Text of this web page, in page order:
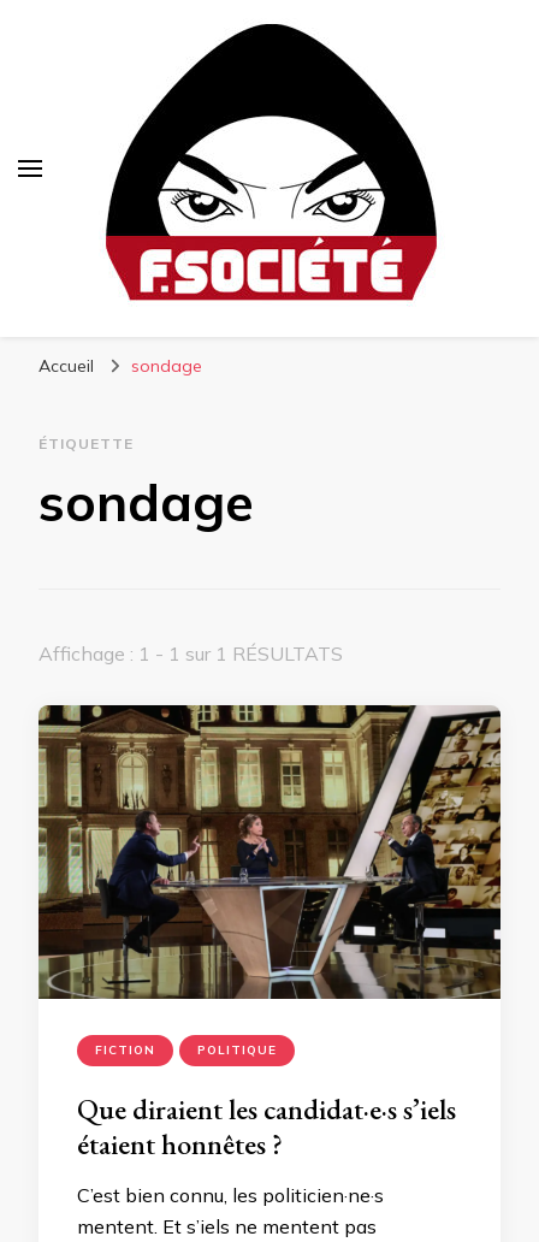
Accueil sondage
ÉTIQUETTE
sondage
Affichage : 1 - 1 sur 1 RÉSULTATS
FICTION POLITIQUE
Que diraient les candidat·e·s s’iels
étaient honnêtes ?
C’est bien connu, les politicien·ne·s
mentent. Et s’iels ne mentent pas